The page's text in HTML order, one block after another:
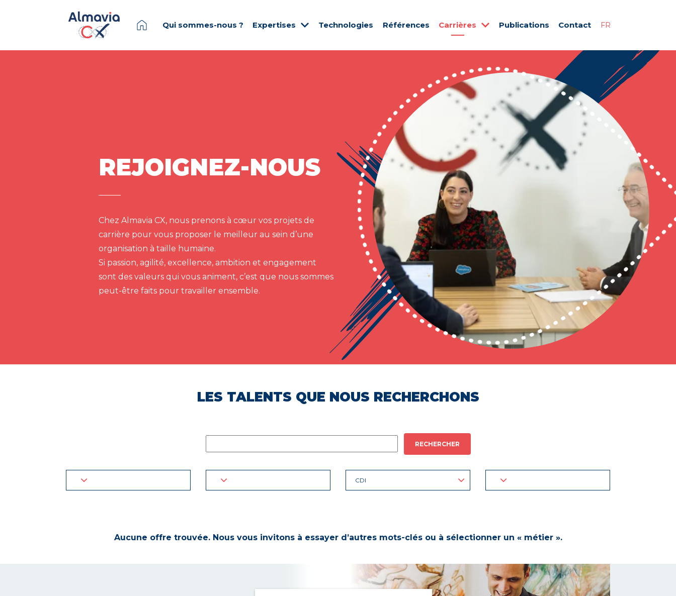
Qui sommes-nous ? Expertises Technologies Références Carrières Publications Contact FR
REJOIGNEZ-NOUS
Chez Almavia CX, nous prenons à cœur vos projets de
carrière pour vous proposer le meilleur au sein d’une
organisation à taille humaine.
Si passion, agilité, excellence, ambition et engagement
sont des valeurs qui vous animent, c’est que nous sommes
peut-être faits pour travailler ensemble.
LES TALENTS QUE NOUS RECHERCHONS
RECHERCHER
CDI
Aucune offre trouvée. Nous vous invitons à essayer d’autres mots-clés ou à sélectionner un « métier ».